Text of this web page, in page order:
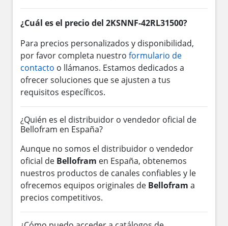
¿Cuál es el precio del 2KSNNF-42RL31500?
Para precios personalizados y disponibilidad,
por favor completa nuestro formulario de
contacto o llámanos. Estamos dedicados a
ofrecer soluciones que se ajusten a tus
requisitos específicos.
¿Quién es el distribuidor o vendedor oficial de
Bellofram en España?
Aunque no somos el distribuidor o vendedor
oficial de Bellofram en España, obtenemos
nuestros productos de canales confiables y le
ofrecemos equipos originales de Bellofram a
precios competitivos.